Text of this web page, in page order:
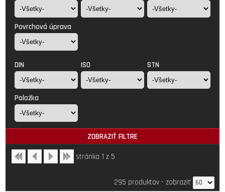
Povrchová úprava
DIN ISO STN
Položka
ZOBRAZIŤ FILTRE
stránka 1 z 5
295 produktov- zobraziť